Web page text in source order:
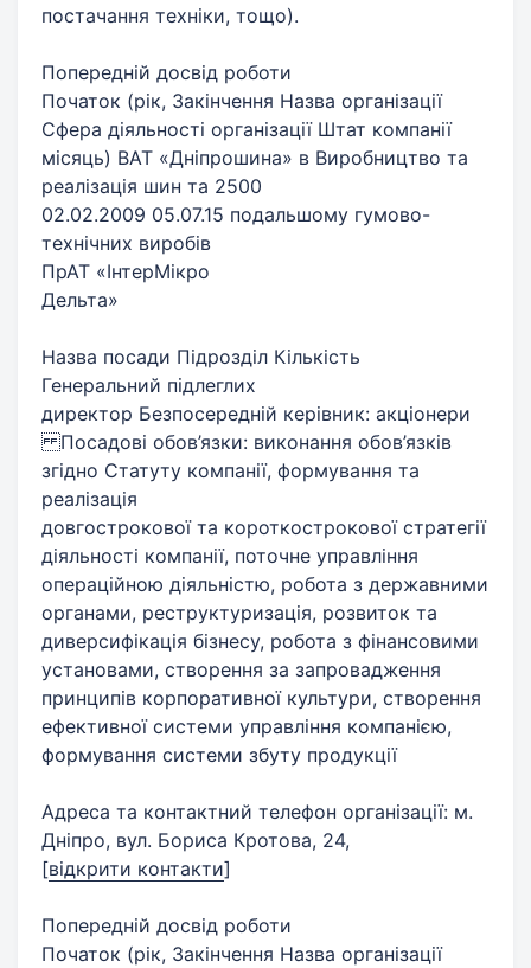
постачання техніки, тощо).
Попередній досвід роботи
Початок (рік, Закінчення Назва організації
Сфера діяльності організації Штат компанії
місяць) ВАТ «Дніпрошина» в Виробництво та
реалізація шин та 2500
02.02.2009 05.07.15 подальшому гумово-
технічних виробів
ПрАТ «ІнтерМікро
Дельта»
Назва посади Підрозділ Кількість
Генеральний підлеглих
директор Безпосередній керівник: акціонери
Посадові обов’язки: виконання обов’язків
згідно Статуту компанії, формування та
реалізація
довгострокової та короткострокової стратегії
діяльності компанії, поточне управління
операційною діяльністю, робота з державними
органами, реструктуризація, розвиток та
диверсифікація бізнесу, робота з фінансовими
установами, створення за запровадження
принципів корпоративної культури, створення
ефективної системи управління компанією,
формування системи збуту продукції
Адреса та контактний телефон організації: м.
Дніпро, вул. Бориса Кротова, 24,
[відкрити контакти]
Попередній досвід роботи
Початок (рік, Закінчення Назва організації